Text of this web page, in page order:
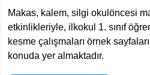
Makas, kalem, silgi okulöncesi
etkinlikleriyle, ilkokul 1. sınıf
kesme çalışmaları örnek
konuda yer almaktadır.